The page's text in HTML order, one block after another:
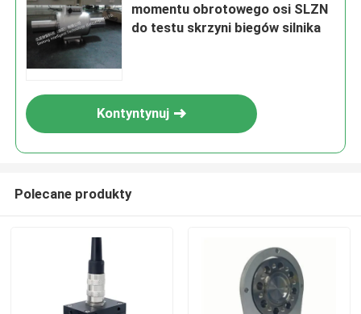
momentu obrotowego osi SLZN
do testu skrzyni biegów silnika
Kontyntynuj
Polecane produkty